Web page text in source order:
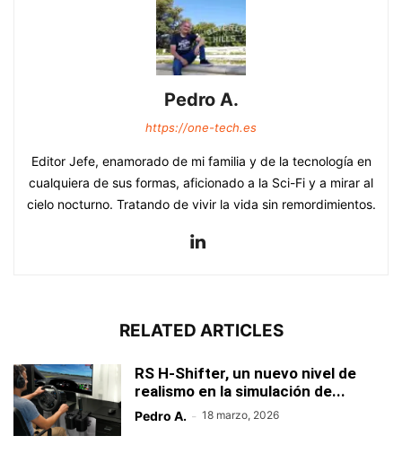
Pedro A.
https://one-tech.es
Editor Jefe, enamorado de mi familia y de la tecnología en
cualquiera de sus formas, aficionado a la Sci-Fi y a mirar al
cielo nocturno. Tratando de vivir la vida sin remordimientos.
RELATED ARTICLES
RS H-Shifter, un nuevo nivel de
realismo en la simulación de...
Pedro A. - 18 marzo, 2026